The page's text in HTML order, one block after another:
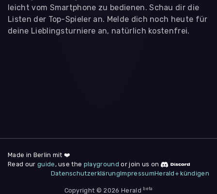
leicht vom Smartphone zu bedienen. Schau dir die
Listen der Top-Spieler an. Melde dich noch heute für
deine Lieblingsturniere an, natürlich kostenfrei.
deine Zustimmung jederzeit unter "
am Seitenende widerrufen.
Nur notwendige
Made in Berlin mit ❤️
Read our guide , use the playground or join us on
DatenschutzerklärungImpressumHerald+ kündigen
Copyright © 2026 Herald beta